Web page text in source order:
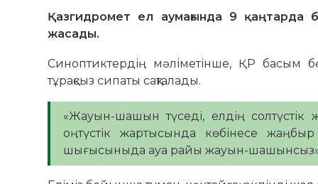
Қазгидромет ел аумағында 9 қаңтарда
жасады.
Синоптиктердің мәліметінше, ҚР басым
тұрақсыз сипаты сақталады.
«Жауын-шашын түседі, елдің
оңтүстік жартысында көбінесе жаңбыр
шығысыныда ауа райы жауын-шашынсыз»,